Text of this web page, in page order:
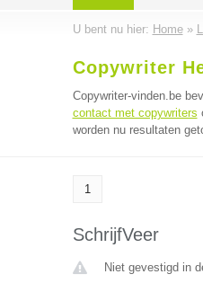
U bent nu hier: Home»
Copywriter
Copywriter-vinden.be
contact met copywriters
worden nu resultaten
1
SchrijfVeer
Niet gevestigd in